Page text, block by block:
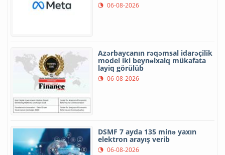
06-08-2026
Azərbaycanın rəqəmsal idarəçilik
model iki beynəlxalq mükafata
layiq görülüb
06-08-2026
DSMF 7 ayda 135 minə yaxın
elektron arayış verib
06-08-2026